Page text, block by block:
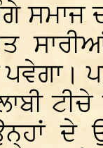
ਸਮਾਜ
ਪਵੇਗਾ।
ਦੇ